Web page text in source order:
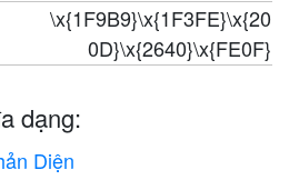
\x{1F9B9}\x{1F3FE}\x{20
0D}\x{2640}\x{FE0F}
dạng:
Diện